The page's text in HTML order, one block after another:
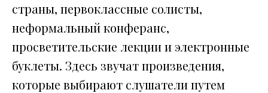
страны, первоклассные солисты,
неформальный конферанс,
просветительские лекции и электронные
буклеты. Здесь звучат произведения,
которые выбирают слушатели путем